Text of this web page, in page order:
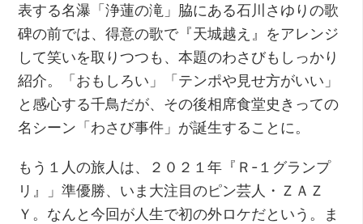
表する名瀑「浄蓮の滝」脇にある石川さゆりの歌
碑の前では、得意の歌で『天城越え』をアレンジ
して笑いを取りつつも、本題のわさびもしっかり
紹介。「おもしろい」「テンポや見せ方がいい」
と感心する千鳥だが、その後相席食堂史きっての
名シーン「わさび事件」が誕生することに。
もう１人の旅人は、２０２１年『Ｒ-１グランプ
リ』」準優勝、いま大注目のピン芸人・ＺＡＺ
Ｙ。なんと今回が人生で初の外ロケだという。ま